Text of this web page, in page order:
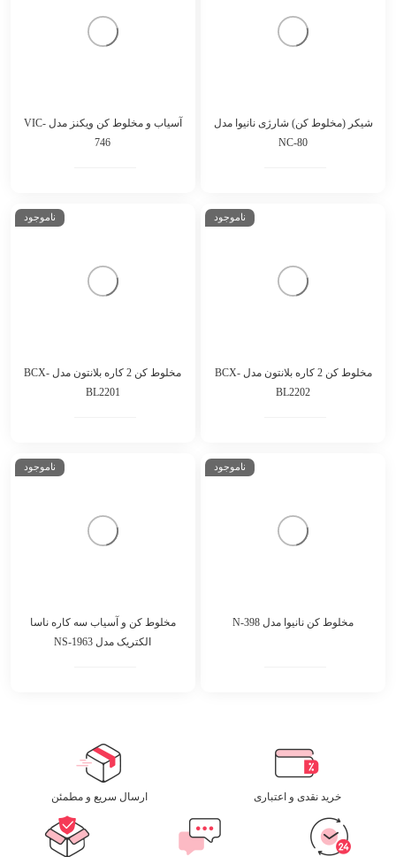
شیکر (مخلوط کن) شارژی نانیوا مدل
NC-80
آسیاب و مخلوط کن ویکنز مدل VIC-
746
ناموجود
مخلوط کن 2 کاره بلانتون مدل BCX-
BL2202
ناموجود
مخلوط کن 2 کاره بلانتون مدل BCX-
BL2201
ناموجود
مخلوط کن نانیوا مدل N-398
ناموجود
مخلوط کن و آسیاب سه کاره ناسا
الکتریک مدل NS-1963
خرید نقدی و اعتباری ارسال سریع و مطمئن​